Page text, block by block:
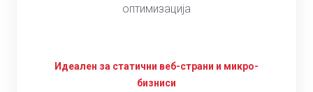
оптимизација
Идеален за статични веб-страни и микро-
бизниси